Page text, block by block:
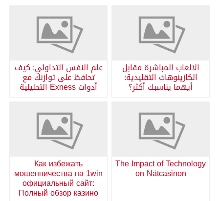
الالعاب المباشرة مقابل
الكازينوهات التقليدية:
أيهما يناسبك أكثر؟
علم النفس التداولي: كيف
تحافظ على توازنك مع
أدوات Exness التحليلية
The Impact of Technology
on Nätcasinon
Как избежать
мошенничества на 1win
официальный сайт:
Полный обзор казино